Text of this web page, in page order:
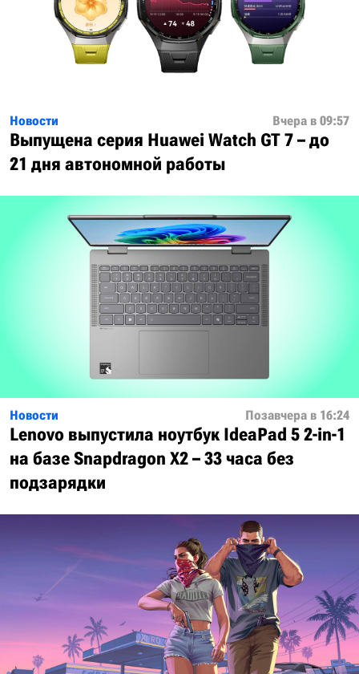
Новости Вчера в 09:57
Выпущена серия Huawei Watch GT 7 – до
21 дня автономной работы
Новости Позавчера в 16:24
Lenovo выпустила ноутбук IdeaPad 5 2-in-1
на базе Snapdragon X2 – 33 часа без
подзарядки